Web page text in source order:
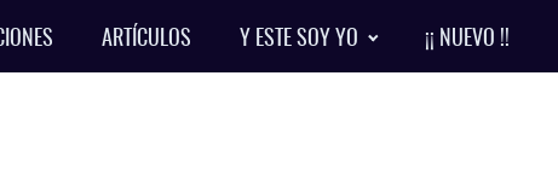
ARTÍCULOS Y ESTE SOY YO ¡¡ NUEVO !!